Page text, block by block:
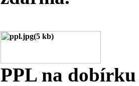
PPL na